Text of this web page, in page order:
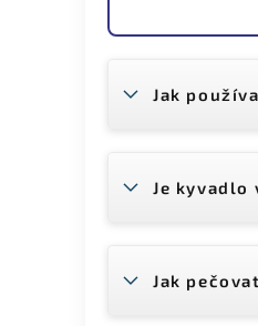
Jak
Je kyvadlo
Jak